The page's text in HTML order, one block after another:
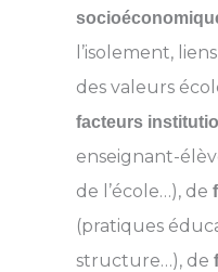
l’isolement,
des valeurs
facteurs
enseignant-
de l’école…), de
(pratiques
structure…), de